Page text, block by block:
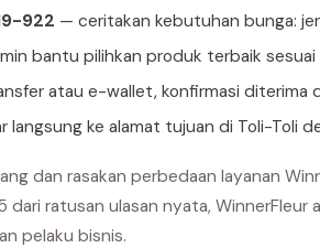
922 — ceritakan kebutuhan bunga:
bantu pilihkan produk terbaik
atau e-wallet, konfirmasi diterima
langsung ke alamat tujuan di Toli-Toli
dan rasakan perbedaan layanan
ratusan ulasan nyata, WinnerFleur
pelaku bisnis.